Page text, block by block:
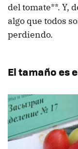
del tomate**. Y,
algo que todos
perdiendo.
El tamaño es